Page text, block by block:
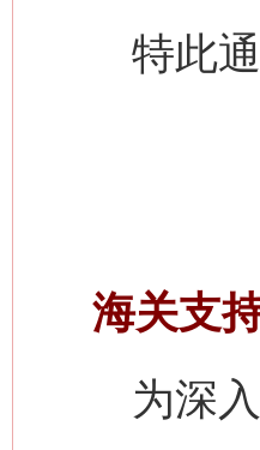
特此通
海关支
为深入